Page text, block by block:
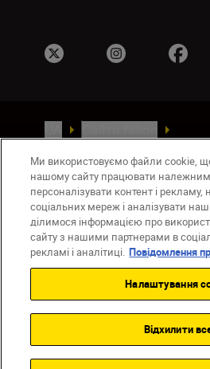
Умови використання
Повідомлення про файли
Налаштування Cookie
© 2026 Nikon
Ми використовуємо файли cookie,
нашому сайту працювати
персоналізувати контент і рекламу,
соціальних мереж і аналізувати
ділимося інформацією про
сайту з нашими партнерами в
рекламі і аналітиці. Повідомлення
Налаштування
Відхилити